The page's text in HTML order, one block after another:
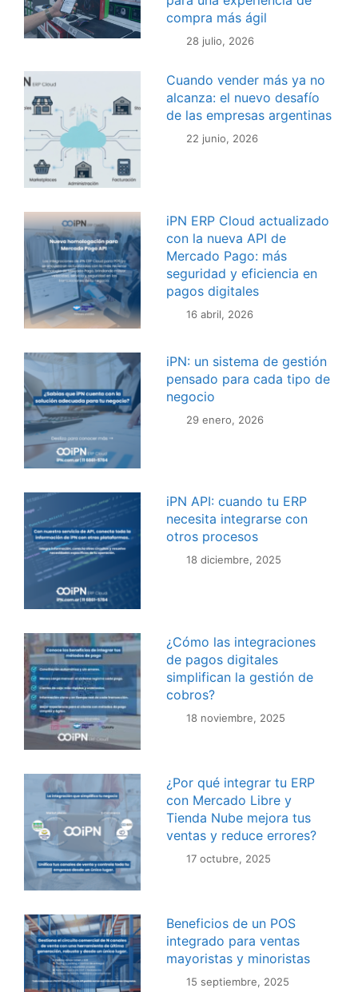
compra más ágil
28 julio, 2026
Cuando vender más ya no
alcanza: el nuevo desafío
de las empresas argentinas
22 junio, 2026
iPN ERP Cloud actualizado
con la nueva API de
Mercado Pago: más
seguridad y eficiencia en
pagos digitales
16 abril, 2026
iPN: un sistema de gestión
pensado para cada tipo de
negocio
29 enero, 2026
iPN API: cuando tu ERP
necesita integrarse con
otros procesos
18 diciembre, 2025
¿Cómo las integraciones
de pagos digitales
simplifican la gestión de
cobros?
18 noviembre, 2025
¿Por qué integrar tu ERP
con Mercado Libre y
Tienda Nube mejora tus
ventas y reduce errores?
17 octubre, 2025
Beneficios de un POS
integrado para ventas
mayoristas y minoristas
15 septiembre, 2025